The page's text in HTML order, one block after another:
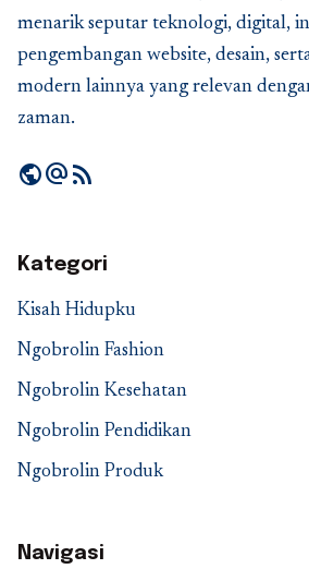
menarik seputar teknologi, digital,
pengembangan website, desain,
modern lainnya yang relevan
zaman.
publicalternate_emailrss_feed
Kategori
Kisah Hidupku
Ngobrolin Fashion
Ngobrolin Kesehatan
Ngobrolin Pendidikan
Ngobrolin Produk
Navigasi